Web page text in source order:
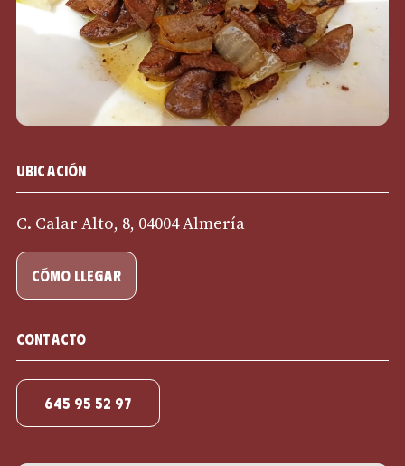
Ubicación
C. Calar Alto, 8, 04004 Almería
cómo llegar
Contacto
645 95 52 97